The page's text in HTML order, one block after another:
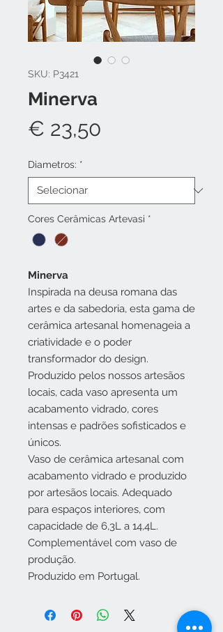
SKU: P3421
Minerva
€ 23,50
Diametros: *
Cores Cerâmicas Artevasi *
Minerva
Inspirada na deusa romana das
artes e da sabedoria, esta gama de
cerâmica artesanal homenageia a
criatividade e o poder
transformador do design.
Produzido pelos nossos artesãos
locais, cada vaso apresenta um
acabamento vidrado, cores
intensas e padrões sofisticados e
únicos.
Vaso de cerâmica artesanal com
acabamento vidrado e produzido
por artesãos locais. Adequado
para espaços interiores, com
capacidade de 6,3L a 14,4L.
Complementável com vaso de
produção.
Produzido em Portugal.